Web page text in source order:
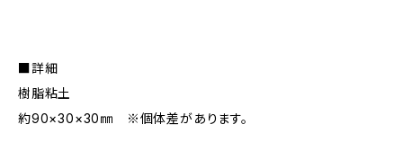
■詳細
樹脂粘土
約90×30×30㎜ ※個体差があります。